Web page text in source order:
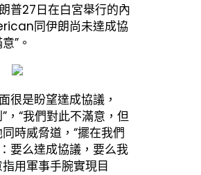
27日在白宮舉行的內
同伊朗尚未達成協
”。
很是盼望達成協議，
，“我們對此不滿意，但
時威脅道，“擺在我們
要么達成協議，要么我
用軍事手腕實現目